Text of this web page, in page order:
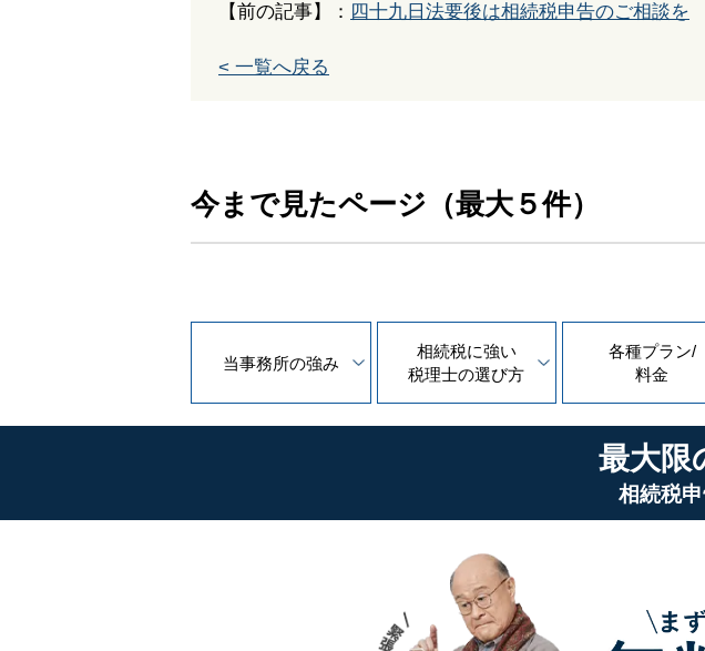
【前の記事】： 四十九日法要後は相続税申告のご相談を
< 一覧へ戻る
今まで見たページ（最大５件）
当事務所の強み
相続税に強い
税理士の選び方
各種プラン/
料金
最大限
相続税